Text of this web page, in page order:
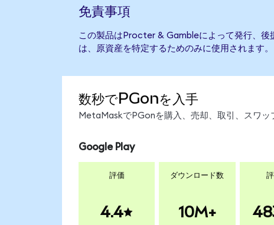
免責事項
この製品はProcter & Gambleによって発行、
は、原資産を特定するためのみに使用されます。
数秒でPGonを入手
MetaMaskでPGonを購入、売却、取引、スワッ
Google Play
評価
4.4
ダウンロード数
10M+